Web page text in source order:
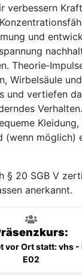
verbessern
und
Wirbelsäule
und vertiefen
Verhalten.
(wenn möglich)
§ 20 SGB V
anerkannt.
vor Ort statt: vhs -
E02